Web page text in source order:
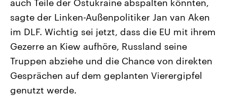
2026
Alle Informationen
Sachsen-Anhalt wählt am 6.
September 2026 einen neuen
Landtag. Seit 2021 wird das
Bundesland von einer Koalition aus
Umfragen, Prognosen,
Wahlprogramme, aktuelle Berichte
und Hintergründe zu den Parteien
und Kandidaten der anstehenden
Wahl.
Aktuelle Beiträge,
Hintergründe
Wirtschaftlich und
gehören die Vereinigten
den mächtigsten Ländern
mit großem Einfluss auf
Sendungen Programm Podcasts
auch Teile der Ostukraine abspalten könnten,
sagte der Linken-Außenpolitiker Jan van Aken
im DLF. Wichtig sei jetzt, dass die EU mit ihrem
Gezerre an Kiew aufhöre, Russland seine
Truppen abziehe und die Chance von direkten
Gesprächen auf dem geplanten Vierergipfel
genutzt werde.